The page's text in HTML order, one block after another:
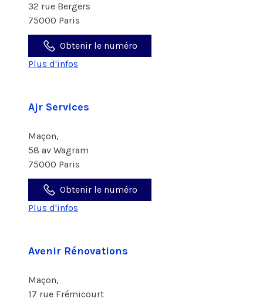
32 rue Bergers
75000 Paris
Obtenir le numéro
Plus d'infos
Ajr Services
Maçon,
58 av Wagram
75000 Paris
Obtenir le numéro
Plus d'infos
Avenir Rénovations
Maçon,
17 rue Frémicourt